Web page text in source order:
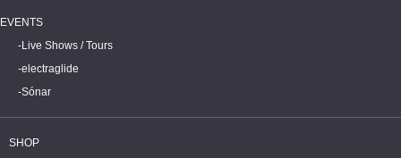
EVENTS
Live Shows / Tours
electraglide
Sónar
SHOP